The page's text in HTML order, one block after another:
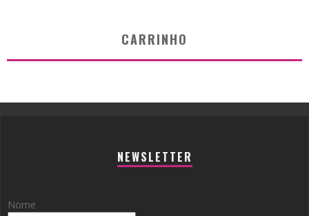
CARRINHO
NEWSLETTER
Nome